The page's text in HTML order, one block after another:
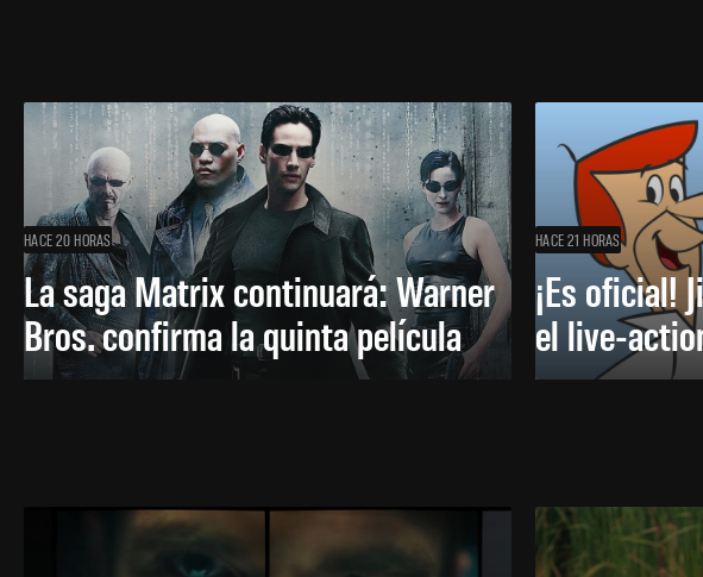
HACE 20 HORAS
La saga Matrix continuará: Warner
Bros. confirma la quinta película
HACE 21 HORAS
¡Es oficial!
el live-